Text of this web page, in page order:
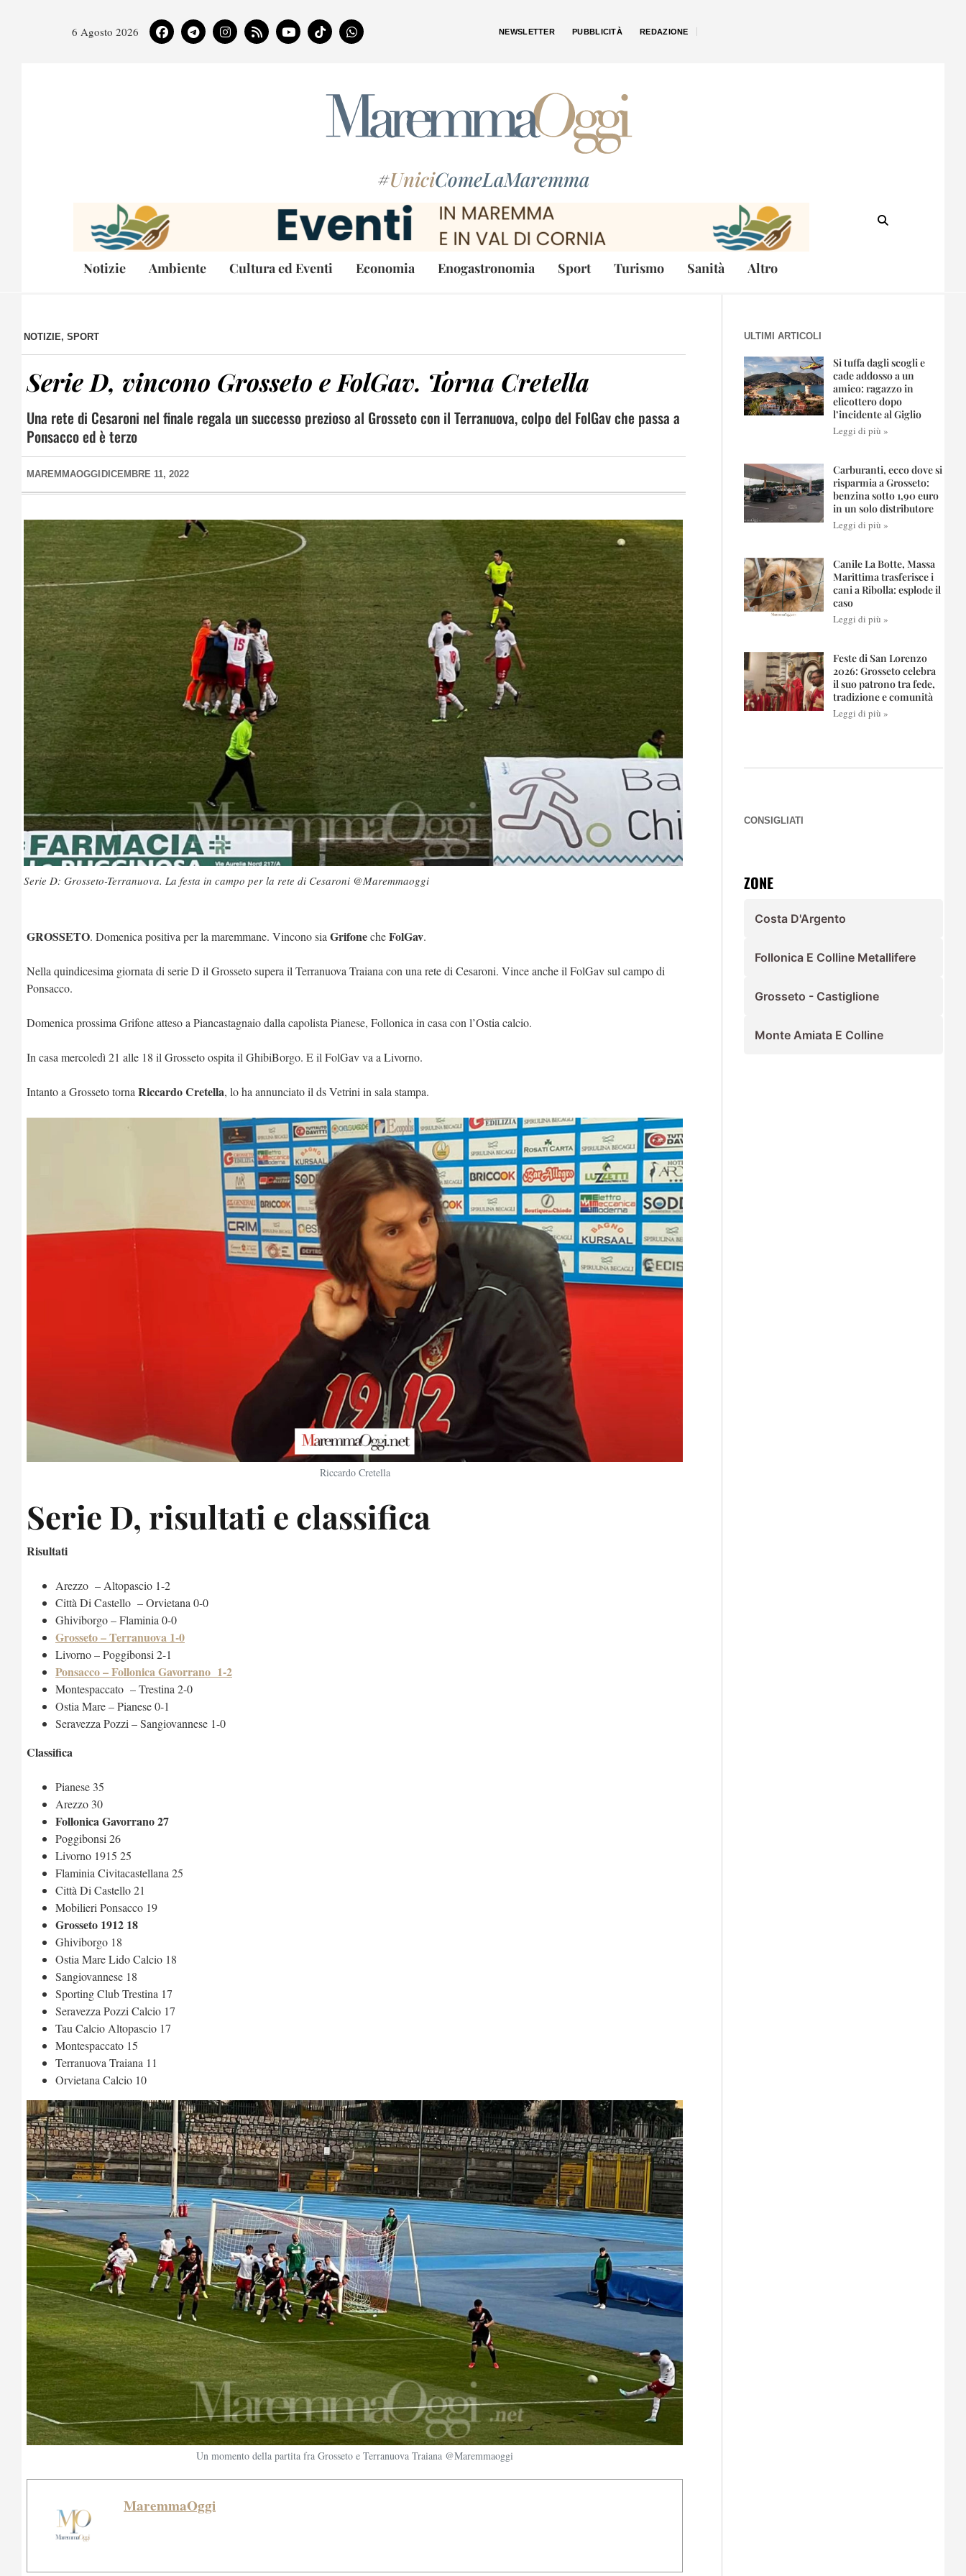
6 Agosto 2026 NEWSLETTER PUBBLICITÀ REDAZIONE
#UniciComeLaMaremma
Notizie Ambiente Cultura ed Eventi Economia Enogastronomia Sport Turismo Sanità Altro
NOTIZIE, SPORT
Serie D, vincono Grosseto e FolGav. Torna Cretella
Una rete di Cesaroni nel finale regala un successo prezioso al Grosseto con il Terranuova, colpo del FolGav che passa a
Ponsacco ed è terzo
MAREMMAOGGI DICEMBRE 11, 2022
Serie D: Grosseto-Terranuova. La festa in campo per la rete di Cesaroni @Maremmaoggi
GROSSETO. Domenica positiva per la maremmane. Vincono sia GrifonecheFolGav.
Nella quindicesima giornata di serie D il Grosseto supera il Terranuova Traiana con una rete di Cesaroni. Vince anche il FolGav sul campo di
Ponsacco.
Domenica prossima Grifone atteso a Piancastagnaio dalla capolista Pianese, Follonica in casa con l’Ostia calcio.
In casa mercoledì 21 alle 18 il Grosseto ospita il GhibiBorgo. E il FolGav va a Livorno.
Intanto a Grosseto torna Riccardo Cretella, lo ha annunciato il ds Vetrini in sala stampa.
Riccardo Cretella
Serie D, risultati e classifica
Risultati
Arezzo – Altopascio 1-2
Città Di Castello – Orvietana 0-0
Ghiviborgo – Flaminia 0-0
Grosseto – Terranuova 1-0
Livorno – Poggibonsi 2-1
Ponsacco – Follonica Gavorrano 1-2
Montespaccato – Trestina 2-0
Ostia Mare – Pianese 0-1
Seravezza Pozzi – Sangiovannese 1-0
Classifica
Pianese 35
Arezzo 30
Follonica Gavorrano 27
Poggibonsi 26
Livorno 1915 25
Flaminia Civitacastellana 25
Città Di Castello 21
Mobilieri Ponsacco 19
Grosseto 1912 18
Ghiviborgo 18
Ostia Mare Lido Calcio 18
Sangiovannese 18
Sporting Club Trestina 17
Seravezza Pozzi Calcio 17
Tau Calcio Altopascio 17
Montespaccato 15
Terranuova Traiana 11
Orvietana Calcio 10
Un momento della partita fra Grosseto e Terranuova Traiana @Maremmaoggi
MaremmaOggi
ULTIMI ARTICOLI
Si tuffa dagli scogli e
cade addosso a un
amico: ragazzo in
elicottero dopo
l’incidente al Giglio
Leggi di più »
Carburanti, ecco dove si
risparmia a Grosseto:
benzina sotto 1,90 euro
in un solo distributore
Leggi di più »
Canile La Botte, Massa
Marittima trasferisce i
cani a Ribolla: esplode il
caso
Leggi di più »
Feste di San Lorenzo
2026: Grosseto celebra
il suo patrono tra fede,
tradizione e comunità
Leggi di più »
CONSIGLIATI
ZONE
Costa D'Argento
Follonica E Colline Metallifere
Grosseto - Castiglione
Monte Amiata E Colline